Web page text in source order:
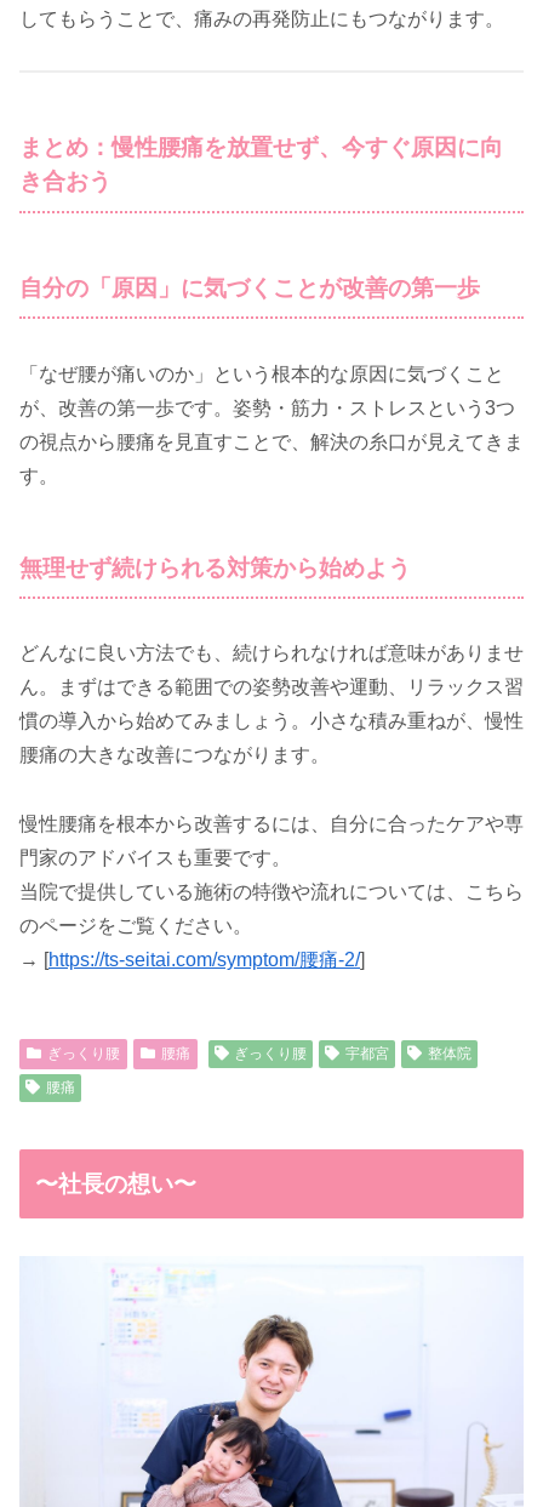
してもらうことで、痛みの再発防止にもつながります。
まとめ：慢性腰痛を放置せず、今すぐ原因に向
き合おう
自分の「原因」に気づくことが改善の第一歩
「なぜ腰が痛いのか」という根本的な原因に気づくこと
が、改善の第一歩です。姿勢・筋力・ストレスという3つ
の視点から腰痛を見直すことで、解決の糸口が見えてきま
す。
無理せず続けられる対策から始めよう
どんなに良い方法でも、続けられなければ意味がありませ
ん。まずはできる範囲での姿勢改善や運動、リラックス習
慣の導入から始めてみましょう。小さな積み重ねが、慢性
腰痛の大きな改善につながります。
慢性腰痛を根本から改善するには、自分に合ったケアや専
門家のアドバイスも重要です。
当院で提供している施術の特徴や流れについては、こちら
のページをご覧ください。
→ [https://ts-seitai.com/symptom/腰痛-2/]
ぎっくり腰 腰痛 ぎっくり腰 宇都宮
整体院
腰痛
〜社長の想い〜